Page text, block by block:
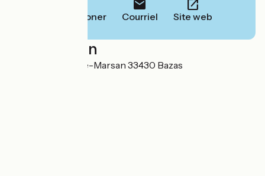
Téléphoner Courriel Site web
Localisation
Route de Mont-de-Marsan 33430 Bazas